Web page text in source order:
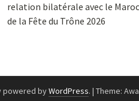
relation bilatérale avec le Maroc
de la Fête du Trône 2026
powered byWordPress. | Theme: